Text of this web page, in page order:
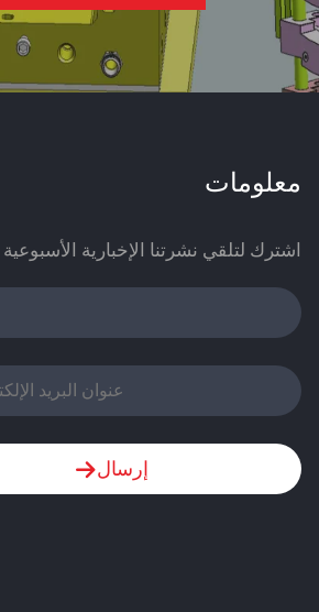
معلومات
اشترك لتلقي نشرتنا الإخبارية الأسبوعية
إرسال